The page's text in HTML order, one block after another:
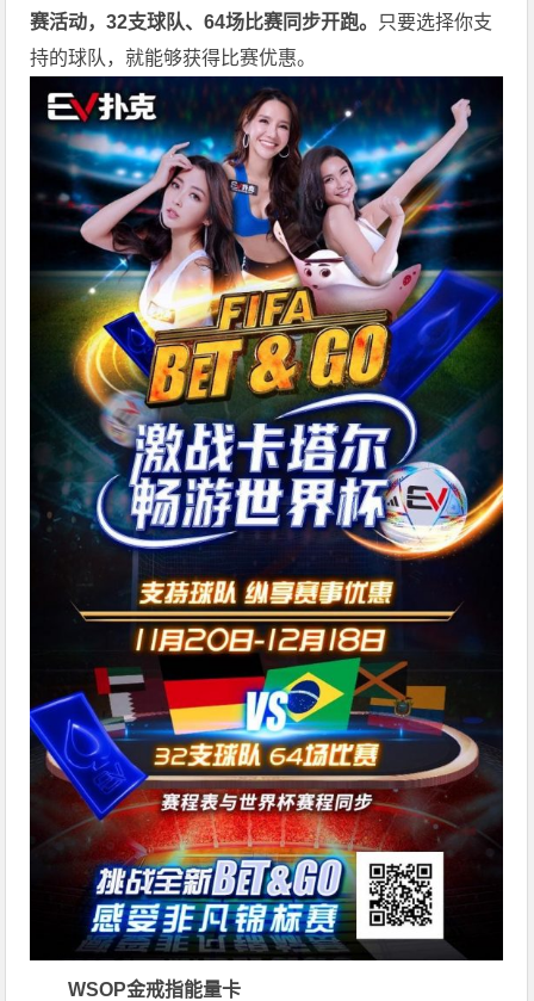
赛活动，32支球队、64场比赛同步开跑。 只要选择你支
持的球队，就能够获得比赛优惠。
WSOP金戒指能量卡